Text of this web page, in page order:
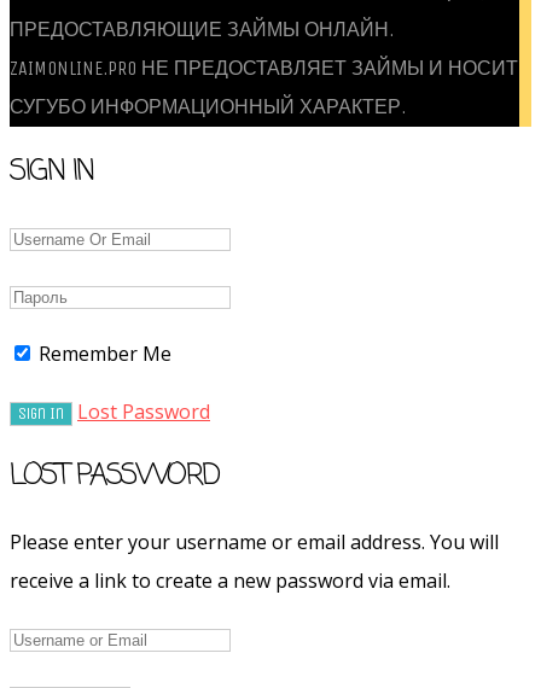
ПРЕДОСТАВЛЯЮЩИЕ ЗАЙМЫ ОНЛАЙН.
ZAIMONLINE.PRO НЕ ПРЕДОСТАВЛЯЕТ ЗАЙМЫ И НОСИТ
СУГУБО ИНФОРМАЦИОННЫЙ ХАРАКТЕР.
SIGN IN
Remember Me
Lost Password
LOST PASSWORD
Please enter your username or email address. You will
receive a link to create a new password via email.